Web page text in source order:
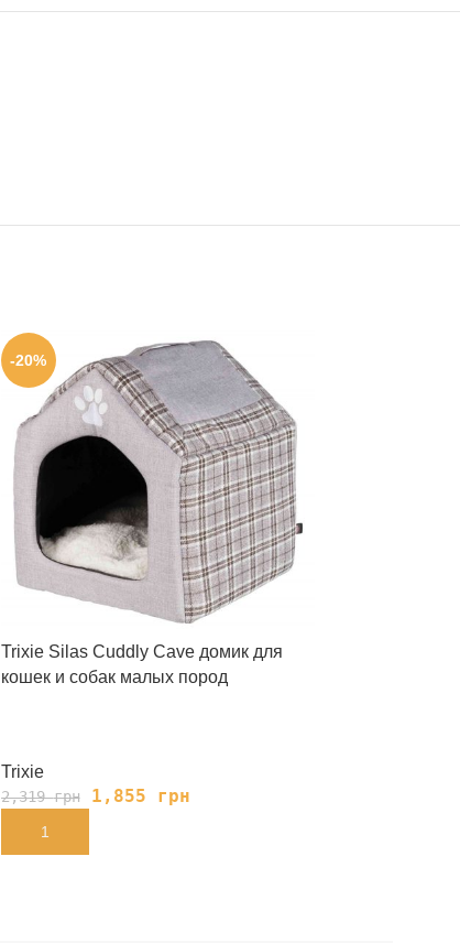
-20%
Trixie Silas Cuddly Cave домик для
кошек и собак малых пород
Trixie
2,319грн 1,855 грн
В КОРЗИНУ